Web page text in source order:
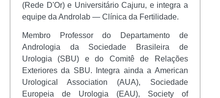
(Rede D'Or) e Universitário Cajuru, e integra a
equipe da Androlab — Clínica da Fertilidade.
Membro Professor do Departamento de
Andrologia da Sociedade Brasileira de
Urologia (SBU) e do Comitê de Relações
Exteriores da SBU. Integra ainda a American
Urological Association (AUA), Sociedade
Europeia de Urologia (EAU), Society of